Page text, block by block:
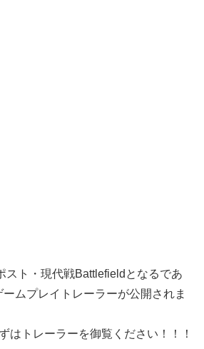
スト・現代戦Battlefieldとなるであ
ムプレイトレーラーが公開されま
はトレーラーを御覧ください！！！